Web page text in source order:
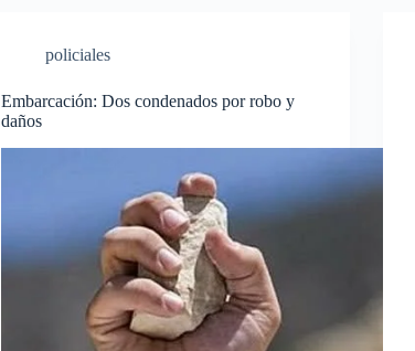
policiales
Embarcación: Dos condenados por robo y
daños